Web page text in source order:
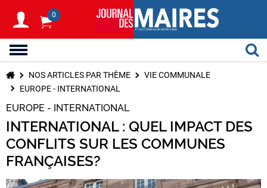
0
NOS ARTICLES PAR THÈME
VIE COMMUNALE
EUROPE - INTERNATIONAL
EUROPE - INTERNATIONAL
INTERNATIONAL : QUEL IMPACT DES
CONFLITS SUR LES COMMUNES
FRANÇAISES?